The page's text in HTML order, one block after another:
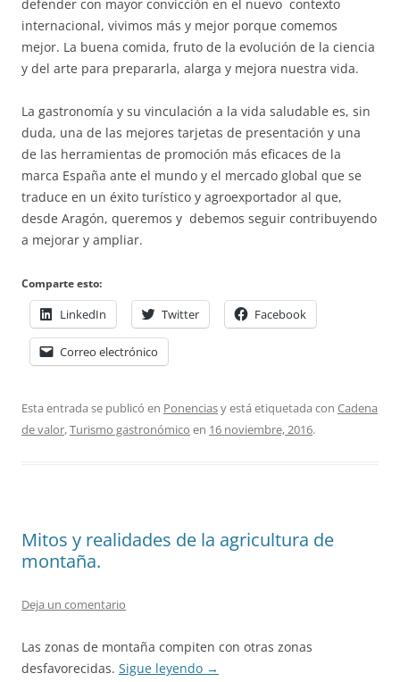
defender con mayor convicción en el nuevo contexto
internacional, vivimos más y mejor porque comemos
mejor. La buena comida, fruto de la evolución de la ciencia
y del arte para prepararla, alarga y mejora nuestra vida.
La gastronomía y su vinculación a la vida saludable es, sin
duda, una de las mejores tarjetas de presentación y una
de las herramientas de promoción más eficaces de la
marca España ante el mundo y el mercado global que se
traduce en un éxito turístico y agroexportador al que,
desde Aragón, queremos y debemos seguir contribuyendo
a mejorar y ampliar.
Comparte esto:
LinkedIn Twitter Facebook
Correo electrónico
Esta entrada se publicó en Ponenciasy está etiquetada con Cadena
de valor,Turismo gastronómico en 16 noviembre, 2016.
Mitos y realidades de la agricultura de
montaña.
Deja un comentario
Las zonas de montaña compiten con otras zonas
desfavorecidas. Sigue leyendo →